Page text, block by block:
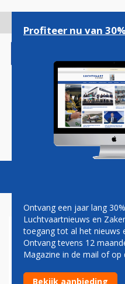
gaan
Magazine
LOT POLISH
BEVESTIGD
ZAKENREIS
Profiteer nu van
Ontvang een jaar lang
Luchtvaartnieuws en
toegang tot al het nieuws
Ontvang tevens 12
Magazine in de mail of op
Bekijk aanbieding